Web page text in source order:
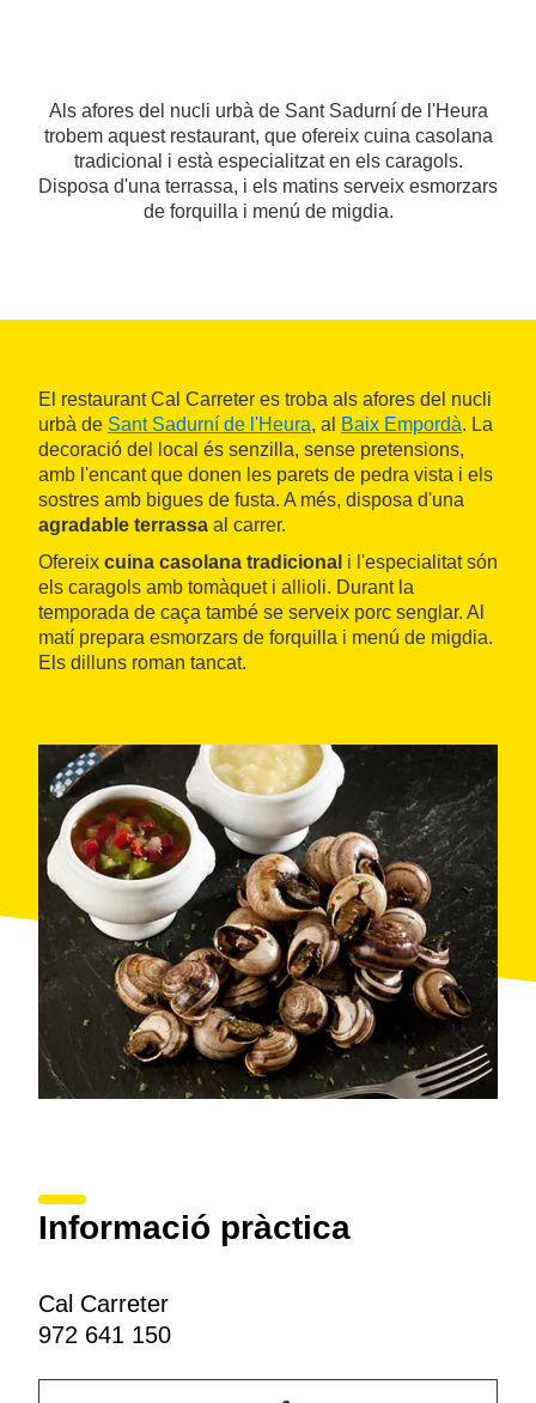
Als afores del nucli urbà de Sant Sadurní de l'Heura
trobem aquest restaurant, que ofereix cuina casolana
tradicional i està especialitzat en els caragols.
Disposa d'una terrassa, i els matins serveix esmorzars
de forquilla i menú de migdia.
El restaurant Cal Carreter es troba als afores del nucli
urbà de Sant Sadurní de l'Heura, al Baix Empordà. La
decoració del local és senzilla, sense pretensions,
amb l'encant que donen les parets de pedra vista i els
sostres amb bigues de fusta. A més, disposa d'una
agradable terrassa al carrer.
Ofereix cuina casolana tradicional i l'especialitat són
els caragols amb tomàquet i allioli. Durant la
temporada de caça també se serveix porc senglar. Al
matí prepara esmorzars de forquilla i menú de migdia.
Els dilluns roman tancat.
Informació pràctica
Cal Carreter
972 641 150